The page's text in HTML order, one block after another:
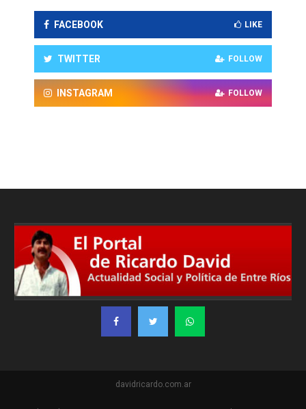
FACEBOOK LIKE
TWITTER FOLLOW
INSTAGRAM FOLLOW
davidricardo.com.ar